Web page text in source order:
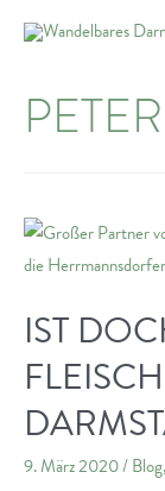
Inhalt
IST
9. März 2020/Blog,